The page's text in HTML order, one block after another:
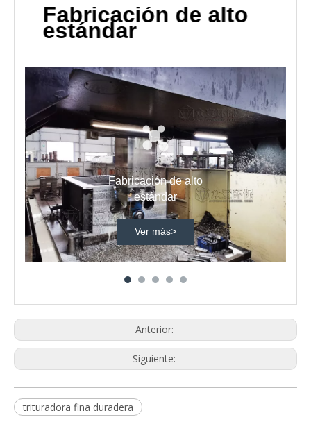
Fabricación de alto
estándar
Fabricación de alto
estándar
Ver más>
Anterior:
Siguiente:
trituradora fina duradera